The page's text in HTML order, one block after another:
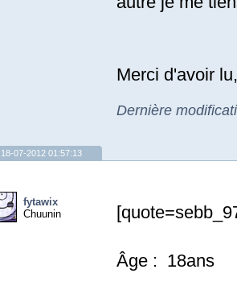
Merci d'avoir
Dernière
18-07-2012 01:57:13
fytawix
Chuunin
Âge : 18ans